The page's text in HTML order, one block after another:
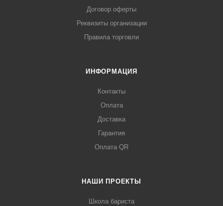
Договор оферты
Реквизиты организации
Правила торговли
ИНФОРМАЦИЯ
Контакты
Оплата
Доставка
Гарантия
Оплата QR
НАШИ ПРОЕКТЫ
Школа бариста